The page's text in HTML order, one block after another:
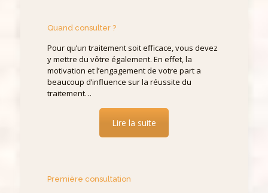
Quand consulter ?
Pour qu’un traitement soit efficace, vous devez
y mettre du vôtre également. En effet, la
motivation et l’engagement de votre part a
beaucoup d’influence sur la réussite du
traitement…
Lire la suite
Première consultation